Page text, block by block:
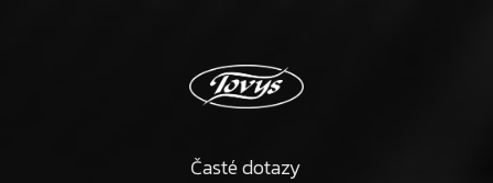
Časté dotazy